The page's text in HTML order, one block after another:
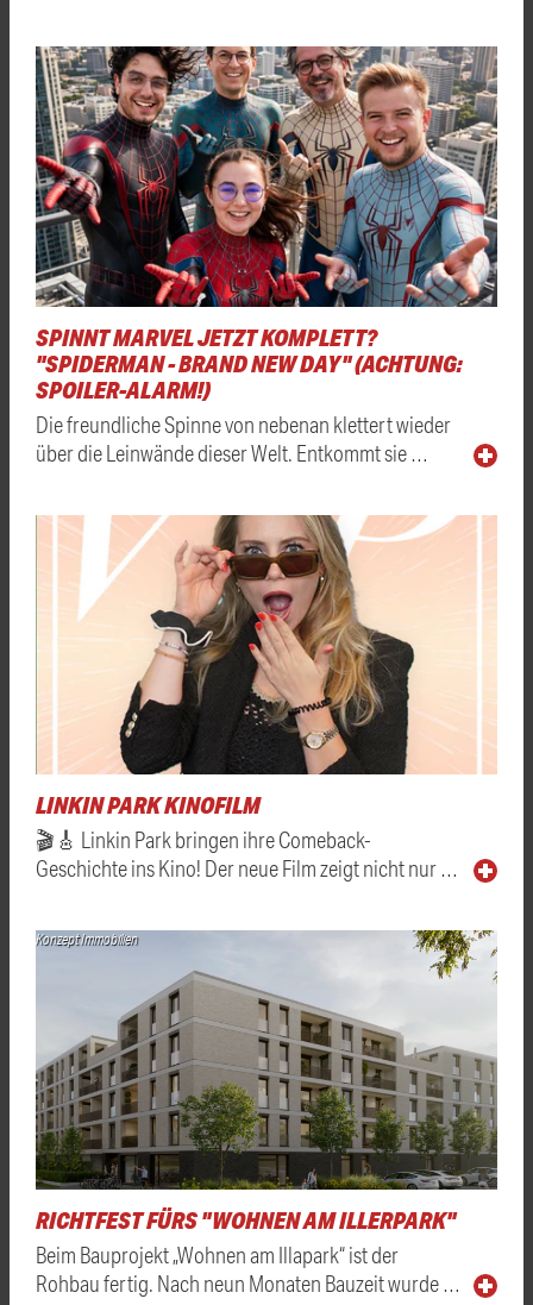
SPINNT MARVEL JETZT KOMPLETT?
"SPIDERMAN - BRAND NEW DAY" (ACHTUNG:
SPOILER-ALARM!)
Die freundliche Spinne von nebenan klettert wieder
über die Leinwände dieser Welt. Entkommt sie …
LINKIN PARK KINOFILM
🎬🎸 Linkin Park bringen ihre Comeback-
Geschichte ins Kino! Der neue Film zeigt nicht nur …
Konzept Immobilien
RICHTFEST FÜRS "WOHNEN AM ILLERPARK"
Beim Bauprojekt „Wohnen am Illapark“ ist der
Rohbau fertig. Nach neun Monaten Bauzeit wurde …